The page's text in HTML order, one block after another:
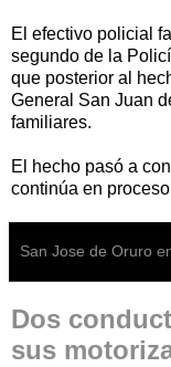
El efectivo policial
segundo de la
que posterior al
General San Juan
familiares.
El hecho pasó a
continúa en
San Jose de Oruro
Dos
sus